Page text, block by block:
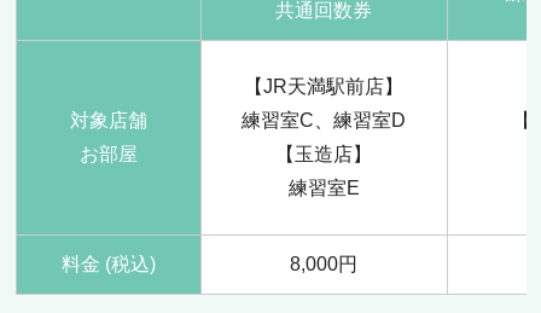
共通回数券
対象店舗
お部屋
【JR天満駅前店】
練習室C、練習室D
【玉造店】
練習室E
料金 (税込) 8,000円